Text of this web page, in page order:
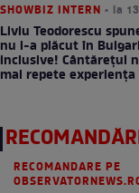
SHOWBIZ INTERN • la
Liviu Teodorescu
nu i-a plăcut în
inclusive! Cântărețul
mai repete experiența
RECOMANDARE PE